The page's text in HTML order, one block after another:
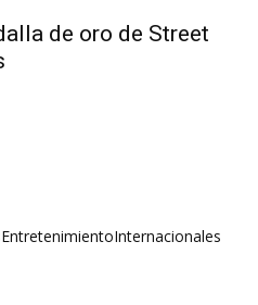
de oro de Street
EntretenimientoInternacionales